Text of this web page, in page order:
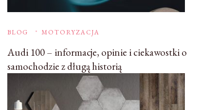
BLOG MOTORYZACJA
Audi 100 – informacje, opinie i ciekawostki o
samochodzie z długą historią